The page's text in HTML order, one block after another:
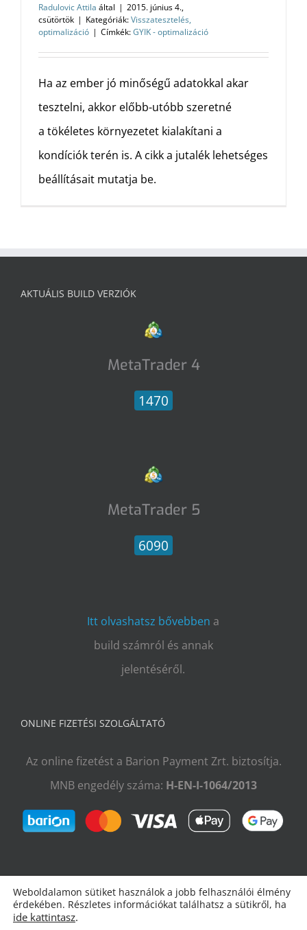
Radulovic Attila által | 2015. június 4.,
csütörtök | Kategóriák:Visszatesztelés,
optimalizáció | Címkék:GYIK - optimalizáció
Ha az ember jó minőségű adatokkal akar
tesztelni, akkor előbb-utóbb szeretné
a tökéletes környezetet kialakítani a
kondíciók terén is. A cikk a jutalék lehetséges
beállításait mutatja be.
AKTUÁLIS BUILD VERZIÓK
MetaTrader 4
1470
MetaTrader 5
6090
Itt olvashatsz bővebben a
build számról és annak
jelentéséről.
ONLINE FIZETÉSI SZOLGÁLTATÓ
Az online fizetést a Barion Payment Zrt. biztosítja.
MNB engedély száma: H-EN-I-1064/2013
Weboldalamon sütiket használok a jobb felhasználói élmény
érdekében. Részletes információkat találhatsz a sütikről, ha
ide kattintasz.